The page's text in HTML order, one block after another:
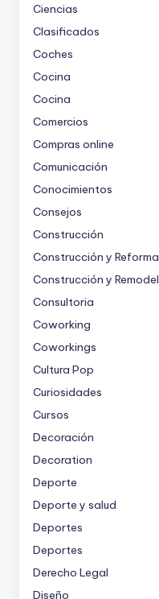
Ciencias
Clasificados
Coches
Cocina
Cocina
Comercios
Compras online
Comunicación
Conocimientos
Consejos
Construcción
Construcción y
Construcción y
Consultoria
Coworking
Coworkings
Cultura Pop
Curiosidades
Cursos
Decoración
Decoration
Deporte
Deporte y salud
Deportes
Deportes
Derecho Legal
Diseño